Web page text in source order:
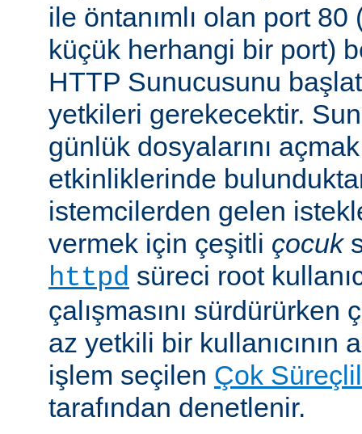
ile öntanımlı olan port 80
küçük herhangi bir port)
HTTP Sunucusunu
yetkileri gerekecektir.
günlük dosyalarını
etkinliklerinde
istemcilerden gelen
vermek için çeşitli çocuk
httpd süreci root
çalışmasını
az yetkili bir kullanıcının
işlem seçilen Çok
tarafından denetlenir.